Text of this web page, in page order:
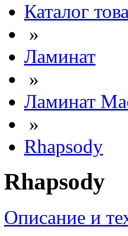
Каталог
»
Ламинат
»
Ламинат
»
Rhapsody
Rhapsody
Описание и